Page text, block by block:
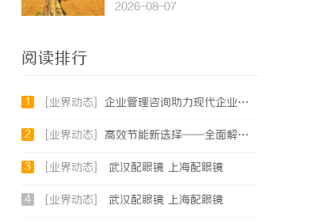
2026-08-07
阅读排行
1 [业界动态] 企业管理咨询助力现代企业提升竞争力的实践与策略
2 [业界动态] 高效节能新选择——全面解析低露点除湿机的应用与优势
3 [业界动态] 武汉配眼镜 上海配眼镜
4 [业界动态] 武汉配眼镜 上海配眼镜